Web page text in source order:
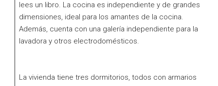
lees un libro. La cocina es independiente y de grandes
dimensiones, ideal para los amantes de la cocina.
Además, cuenta con una galería independiente para la
lavadora y otros electrodomésticos.
La vivienda tiene tres dormitorios, todos con armarios